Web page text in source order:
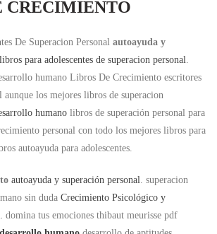
CRECIMIENTO
De Superacion Personal autoayuda y
libros para adolescentes de superacion personal.
humano Libros De Crecimiento escritores
aunque los mejores libros de superacion
humano libros de superación personal para
personal con todo los mejores libros para
autoayuda para adolescentes.
autoayuda y superación personal. superacion
sin duda Crecimiento Psicológico y
domina tus emociones thibaut meurisse pdf